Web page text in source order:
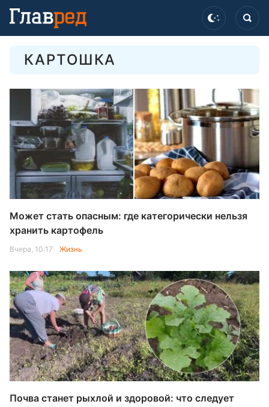
КАРТОШКА
Может стать опасным: где категорически нельзя
хранить картофель
Вчера, 10:17 Жизнь
Почва станет рыхлой и здоровой: что следует